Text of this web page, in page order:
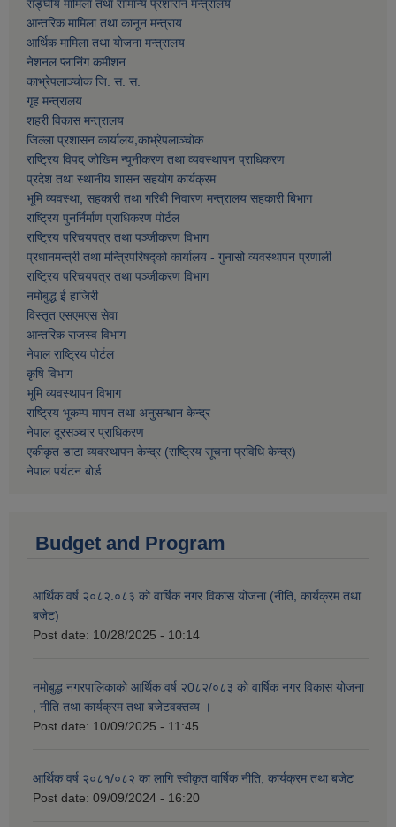
सङ्घीय मामिला तथा सामान्य प्रशासन मन्त्रालय
आन्तरिक मामिला तथा कानून मन्त्राय
आर्थिक मामिला तथा याेजना मन्त्रालय
नेशनल प्लानिंग कमीशन
काभ्रेपलाञ्चाेक जि. स. स.
गृह मन्त्रालय
शहरी विकास मन्त्रालय
जिल्ला प्रशासन कार्यालय,काभ्रेपलाञ्चाेक
राष्ट्रिय विपद् जोखिम न्यूनीकरण तथा व्यवस्थापन प्राधिकरण
प्रदेश तथा स्थानीय शासन सहयोग कार्यक्रम
भूमि व्यवस्था, सहकारी तथा गरिबी निवारण मन्त्रालय सहकारी बिभाग
राष्ट्रिय पुनर्निर्माण प्राधिकरण पोर्टल
राष्ट्रिय परिचयपत्र तथा पञ्जीकरण विभाग
प्रधानमन्त्री तथा मन्त्रिपरिषद्को कार्यालय - गुनासो व्यवस्थापन प्रणाली
राष्ट्रिय परिचयपत्र तथा पञ्जीकरण विभाग
नमाेबुद्ध ई हाजिरी
विस्तृत एसएमएस सेवा
आन्तरिक राजस्व विभाग
नेपाल राष्ट्रिय पोर्टल
कृषि विभाग
भूमि व्यवस्थापन विभाग
राष्ट्रिय भूकम्प मापन तथा अनुसन्धान केन्द्र
नेपाल दूरसञ्चार प्राधिकरण
एकीकृत डाटा व्यवस्थापन केन्द्र (राष्ट्रिय सूचना प्रविधि केन्द्र)
नेपाल पर्यटन बोर्ड
Budget and Program
आर्थिक वर्ष २०८२.०८३ को वार्षिक नगर विकास योजना (नीति, कार्यक्रम तथा
बजेट)
Post date: 10/28/2025 - 10:14
नमोबुद्ध नगरपालिकाको आर्थिक वर्ष २0८२/०८३ को वार्षिक नगर विकास योजना
, नीति तथा कार्यक्रम तथा बजेटवक्तव्य ।
Post date: 10/09/2025 - 11:45
आर्थिक वर्ष २०८१/०८२ का लागि स्वीकृत वार्षिक नीति, कार्यक्रम तथा बजेट
Post date: 09/09/2024 - 16:20